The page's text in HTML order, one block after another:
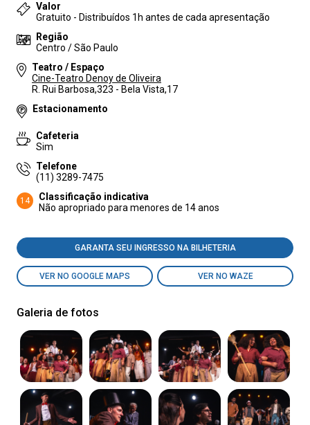
Valor
Gratuito - Distribuídos 1h antes de cada apresentação
Região
Centro / São Paulo
Teatro / Espaço
Cine-Teatro Denoy de Oliveira
R. Rui Barbosa,323 - Bela Vista,17
Estacionamento
Cafeteria
Sim
Telefone
(11) 3289-7475
14
Classificação indicativa
Não apropriado para menores de 14 anos
GARANTA SEU INGRESSO NA BILHETERIA
VER NO GOOGLE MAPS VER NO WAZE
Galeria de fotos